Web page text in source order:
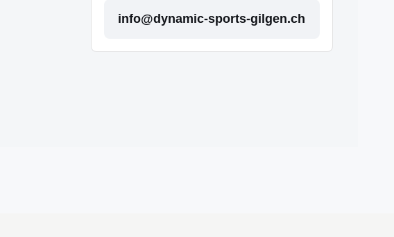
info@dynamic-sports-gilgen.ch